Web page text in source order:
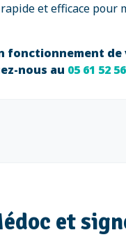
et efficace
nous au 05 61 52
et